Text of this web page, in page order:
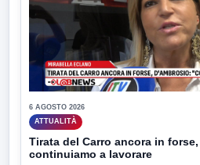
6 AGOSTO 2026
ATTUALITÀ
Tirata del Carro ancora in
continuiamo a lavorare